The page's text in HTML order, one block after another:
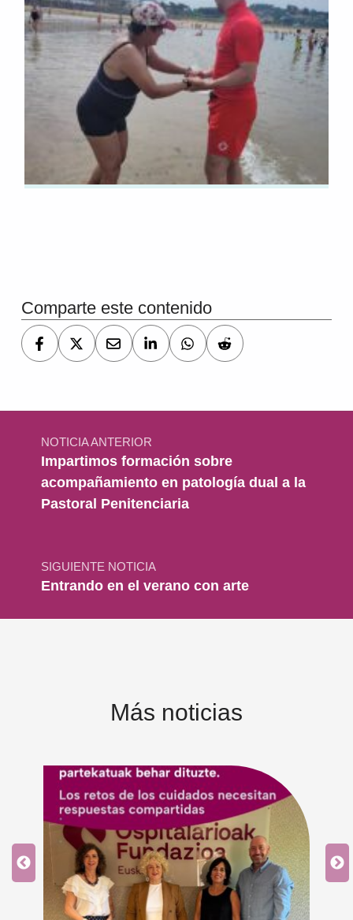
Comparte este contenido
Navegación de entradas
NOTICIA ANTERIOR
Impartimos formación sobre
acompañamiento en patología dual a la
Pastoral Penitenciaria
SIGUIENTE NOTICIA
Entrando en el verano con arte
Más noticias